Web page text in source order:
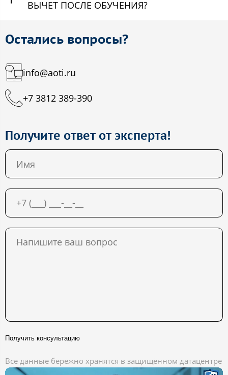
ВЫЧЕТ ПОСЛЕ ОБУЧЕНИЯ?
Остались вопросы?
info@aoti.ru
+7 3812 389-390
Получите ответ от эксперта!
Получить консультацию
Все данные бережно хранятся в защищённом датацентре